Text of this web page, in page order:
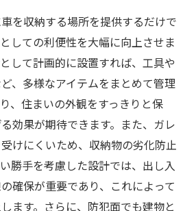
を収納する場所を提供するだけで
しての利便性を大幅に向上させま
して計画的に設置すれば、工具や
、多様なアイテムをまとめて管理
、住まいの外観をすっきりと保
効果が期待できます。また、ガレ
けにくいため、収納物の劣化防止
勝手を考慮した設計では、出し入
確保が重要であり、これによって
ます。さらに、防犯面でも建物と